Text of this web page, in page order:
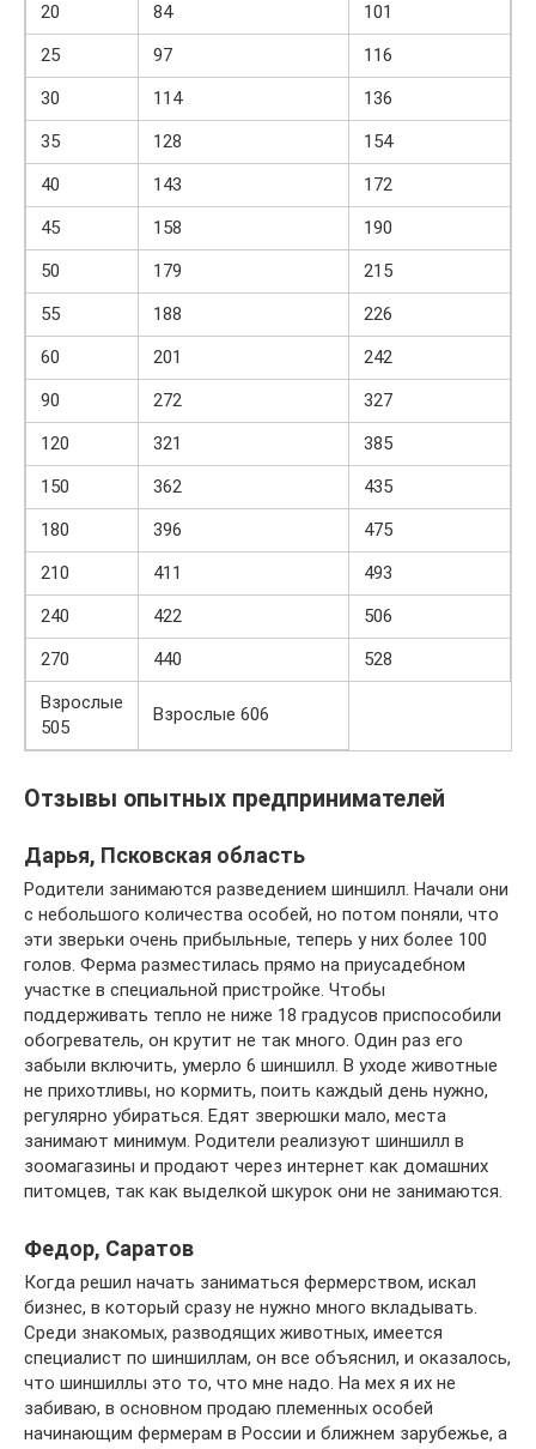
20
84
101
25
97
116
30
114
136
35
128
154
40
143
172
45
158
190
50
179
215
55
188
226
60
201
242
90
272
327
120
321
385
150
362
435
180
396
475
210
411
493
240
422
506
270
440
528
Взрослые
505
Взрослые 606
Отзывы опытных предпринимателей
Дарья, Псковская область
Родители занимаются разведением шиншилл. Начали они
с небольшого количества особей, но потом поняли, что
эти зверьки очень прибыльные, теперь у них более 100
голов. Ферма разместилась прямо на приусадебном
участке в специальной пристройке. Чтобы
поддерживать тепло не ниже 18 градусов приспособили
обогреватель, он крутит не так много. Один раз его
забыли включить, умерло 6 шиншилл. В уходе животные
не прихотливы, но кормить, поить каждый день нужно,
регулярно убираться. Едят зверюшки мало, места
занимают минимум. Родители реализуют шиншилл в
зоомагазины и продают через интернет как домашних
питомцев, так как выделкой шкурок они не занимаются.
Федор, Саратов
Когда решил начать заниматься фермерством, искал
бизнес, в который сразу не нужно много вкладывать.
Среди знакомых, разводящих животных, имеется
специалист по шиншиллам, он все объяснил, и оказалось,
что шиншиллы это то, что мне надо. На мех я их не
забиваю, в основном продаю племенных особей
начинающим фермерам в России и ближнем зарубежье, а